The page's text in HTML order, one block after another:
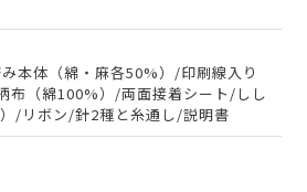
本体（綿・麻各50%）/印刷線入り
布（綿100%）/両面接着シート/しし
/リボン/針2種と糸通し/説明書